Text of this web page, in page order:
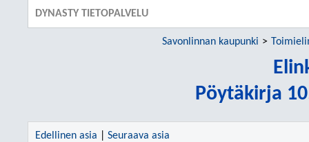
DYNASTY TIETOPALVELU
Savonlinnan kaupunki
Pöytäkirja
Edellinen asia Seuraava asia